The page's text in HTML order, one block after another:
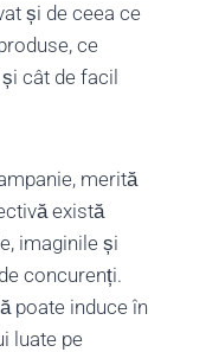
și de ceea ce
ce
cât de facil
merită
există
imaginile și
concurenți.
poate induce în
luate pe